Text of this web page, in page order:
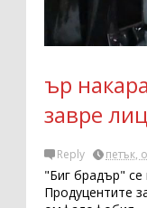
ър
завре
Reply петък,
"Биг брадър" се
Продуцентите